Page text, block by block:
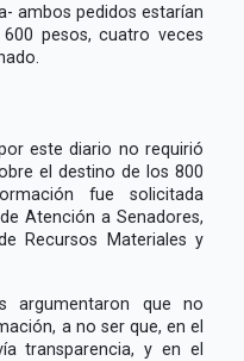
ambos pedidos estarían
pesos, cuatro veces
este diario no requirió
el destino de los 800
fue solicitada
Atención a Senadores,
Recursos Materiales y
argumentaron que no
a no ser que, en el
transparencia, y en el